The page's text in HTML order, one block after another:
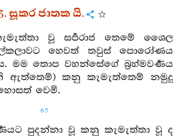
සූකර ජාතක යි.
වූ සර්‍පරාජ තෙමේ ශෛල
හෙවත් තවුස් පොරෝණය
මම තොප වහන්සේගේ බ්‍රහ්මවර්‍ණය
ඇත්තෙම්) කනු කැමැත්තෙම් නමුදු
වෙමි.
65
පුදන්නා වූ කනු කැමැත්තා වූ ද